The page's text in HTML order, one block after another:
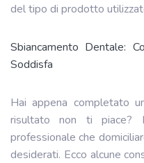
del tipo di prodotto
Sbiancamento Dentale:
Soddisfa
Hai appena completato
risultato non ti piace?
professionale che
desiderati. Ecco alcune